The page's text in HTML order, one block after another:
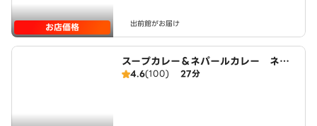
お店価格 出前館がお届け
スープカレー＆ネパールカレー ネパ
ールダイニング 大曲店
4.6(100) 27分